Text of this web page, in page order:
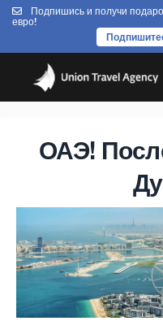
Подпишись и получи
евро!
ОАЭ!